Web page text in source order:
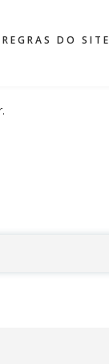
REGRAS DO SITE